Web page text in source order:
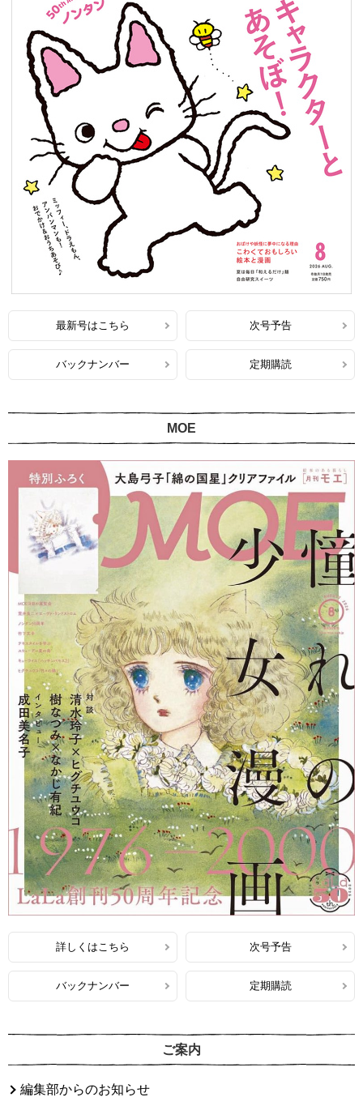
最新号はこちら 次号予告
バックナンバー 定期購読
MOE
詳しくはこちら 次号予告
バックナンバー 定期購読
ご案内
編集部からのお知らせ